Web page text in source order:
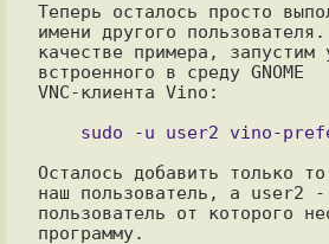
Теперь осталось просто
имени другого
качестве примера, запустим
встроенного в среду GNOME
VNC-клиента Vino:
Осталось добавить только
наш пользователь, а user2 -
пользователь от которого
программу.